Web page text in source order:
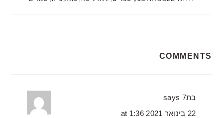
INTERACTIONS
COMMENTS
בת7
says
22 בינואר 2021 at 1:36